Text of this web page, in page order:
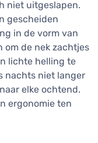
niet uitgeslapen.
gescheiden
in de vorm van
om de nek zachtjes
lichte helling te
nachts niet langer
elke ochtend.
ergonomie ten